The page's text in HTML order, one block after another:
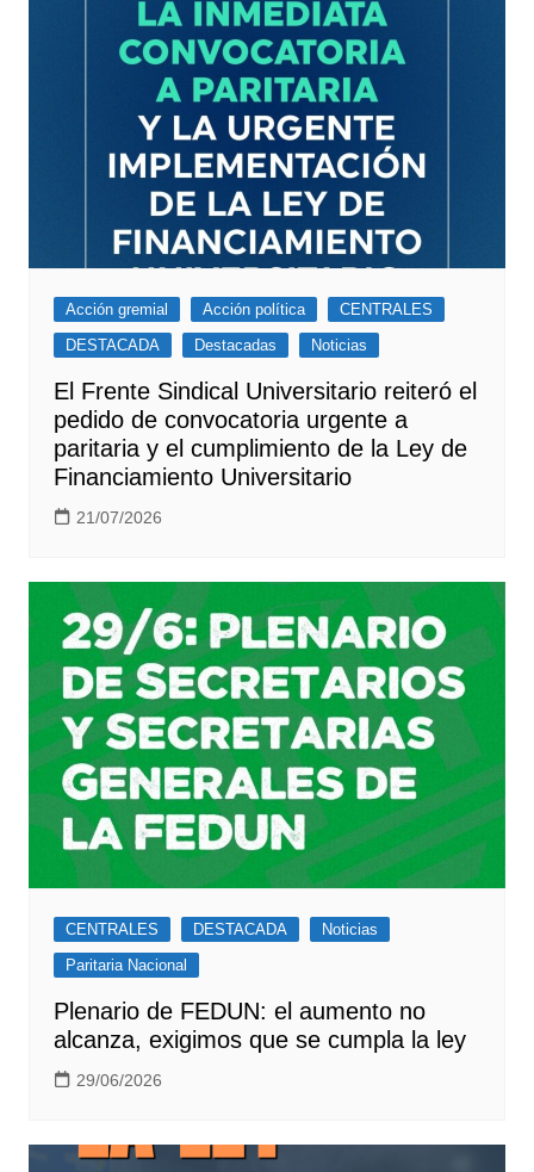
Acción gremial Acción política
CENTRALES
DESTACADA
Destacadas Noticias
El Frente Sindical Universitario reiteró el
pedido de convocatoria urgente a
paritaria y el cumplimiento de la Ley de
Financiamiento Universitario
21/07/2026
CENTRALES DESTACADA
Noticias
Paritaria Nacional
Plenario de FEDUN: el aumento no
alcanza, exigimos que se cumpla la ley
29/06/2026